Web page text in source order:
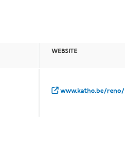
WEBSITE
www.katho.be/reno/